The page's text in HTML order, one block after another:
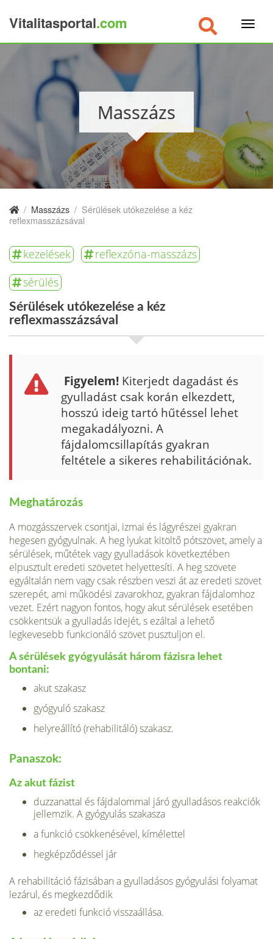
Vitalitasportal.com
Masszázs
/ Masszázs / Sérülések utókezelése a kéz
reflexmasszázsával
kezelések
reflexzóna-masszázs
sérülés
Sérülések utókezelése a kéz
reflexmasszázsával
Figyelem! Kiterjedt dagadást és
gyulladást csak korán elkezdett,
hosszú ideig tartó hű­téssel lehet
megakadályozni. A
fájdalomcsillapítás gyakran
feltétele a sikeres rehabilitációnak.
Meghatározás
A mozgásszervek csontjai, izmai és lágyrészei gyakran
hegesen gyógyulnak. A heg lyukat kitöltő pótszövet, amely a
sérülések, műtétek vagy gyulladások kö­vetkeztében
elpusztult eredeti szövetet helyettesíti. A heg szövete
egyáltalán nem vagy csak részben veszi át az eredeti szövet
szerepét, ami működési zava­rokhoz, gyakran fájdalomhoz
vezet. Ezért nagyon fontos, hogy akut sérülések esetében
csökkentsük a gyulladás idejét, s ezáltal a lehető
legkevesebb funkcio­náló szövet pusztuljon el.
A sérülések gyógyulását három fázisra lehet
bontani:
akut szakasz
gyógyuló szakasz
helyreállító (rehabilitáló) szakasz.
Panaszok:
Az akut fázist
duzzanattal és fájdalommal járó gyulladásos reakciók
jellemzik. A gyógyulás szakasza
a funkció csökkenésével, kímélettel
hegképződéssel jár
A rehabilitáció fázisában a gyulladásos gyógyulási folyamat
lezárul, és megkez­dődik
az eredeti funkció visszaállása.
×